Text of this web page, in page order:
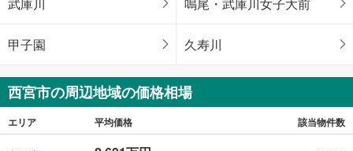
甲子園 久寿川
西宮市の周辺地域の価格相場
エリア 平均価格 該当物件数